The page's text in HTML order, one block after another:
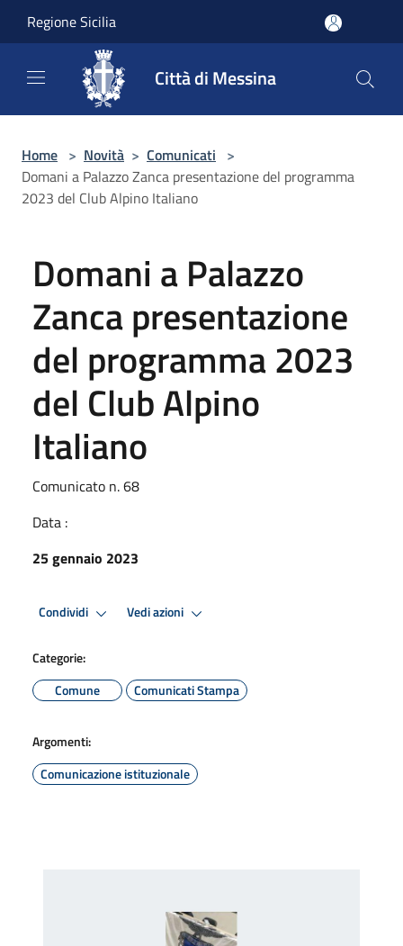
Regione Sicilia
Città di Messina
Home > Novità > Comunicati >
Domani a Palazzo Zanca presentazione del programma
2023 del Club Alpino Italiano
Domani a Palazzo
Zanca presentazione
del programma 2023
del Club Alpino
Italiano
Comunicato n. 68
Data :
25 gennaio 2023
Condividi Vedi azioni
Categorie:
Comune
Comunicati Stampa
Argomenti:
Comunicazione istituzionale